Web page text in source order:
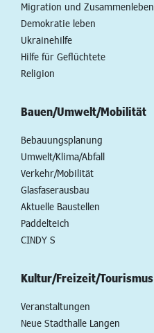
Migration und Zusammenleben
Demokratie leben
Ukrainehilfe
Hilfe für Geflüchtete
Religion
Bauen/Umwelt/Mobilität
Bebauungsplanung
Umwelt/Klima/Abfall
Verkehr/Mobilität
Glasfaserausbau
Aktuelle Baustellen
Paddelteich
CINDY S
Kultur/Freizeit/Tourismus
Veranstaltungen
Neue Stadthalle Langen